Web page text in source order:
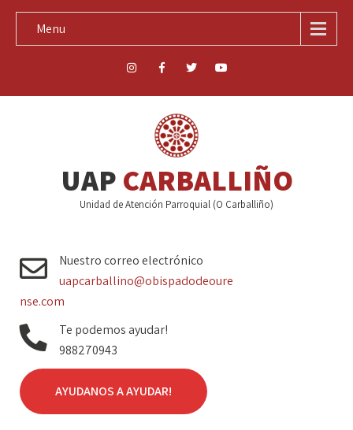
Menu
UAP CARBALLIÑO
Unidad de Atención Parroquial (O Carballiño)
Nuestro correo electrónico
uapcarballino@obispadodeoure
nse.com
Te podemos ayudar!
988270943
AYUDANOS A AYUDAR!